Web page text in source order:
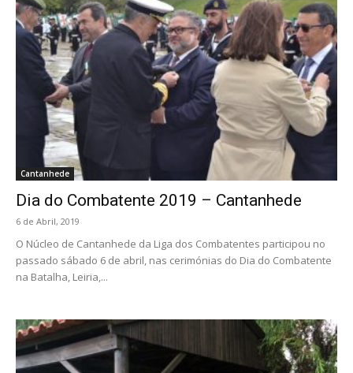
Cantanhede
Dia do Combatente 2019 – Cantanhede
6 de Abril, 2019
O Núcleo de Cantanhede da Liga dos Combatentes participou no
passado sábado 6 de abril, nas cerimónias do Dia do Combatente
na Batalha, Leiria,...